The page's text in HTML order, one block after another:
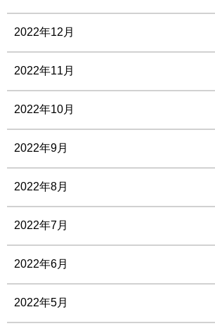
2022年12月
2022年11月
2022年10月
2022年9月
2022年8月
2022年7月
2022年6月
2022年5月